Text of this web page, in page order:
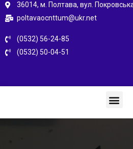
36014, м. Полтава, вул.
poltavaocnttum@ukr.net
(0532) 56-24-85
(0532) 50-04-51